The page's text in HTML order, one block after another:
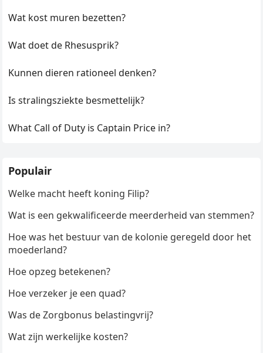
Wat kost muren bezetten?
Wat doet de Rhesusprik?
Kunnen dieren rationeel denken?
Is stralingsziekte besmettelijk?
What Call of Duty is Captain Price in?
Populair
Welke macht heeft koning Filip?
Wat is een gekwalificeerde meerderheid van stemmen?
Hoe was het bestuur van de kolonie geregeld door het
moederland?
Hoe opzeg betekenen?
Hoe verzeker je een quad?
Was de Zorgbonus belastingvrij?
Wat zijn werkelijke kosten?